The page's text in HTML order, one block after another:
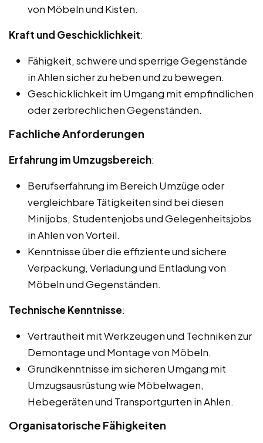
von Möbeln und Kisten.
Kraft und Geschicklichkeit:
Fähigkeit, schwere und sperrige Gegenstände
in Ahlen sicher zu heben und zu bewegen.
Geschicklichkeit im Umgang mit empfindlichen
oder zerbrechlichen Gegenständen.
Fachliche Anforderungen
Erfahrung im Umzugsbereich:
Berufserfahrung im Bereich Umzüge oder
vergleichbare Tätigkeiten sind bei diesen
Minijobs, Studentenjobs und Gelegenheitsjobs
in Ahlen von Vorteil.
Kenntnisse über die effiziente und sichere
Verpackung, Verladung und Entladung von
Möbeln und Gegenständen.
Technische Kenntnisse:
Vertrautheit mit Werkzeugen und Techniken zur
Demontage und Montage von Möbeln.
Grundkenntnisse im sicheren Umgang mit
Umzugsausrüstung wie Möbelwagen,
Hebegeräten und Transportgurten in Ahlen.
Organisatorische Fähigkeiten